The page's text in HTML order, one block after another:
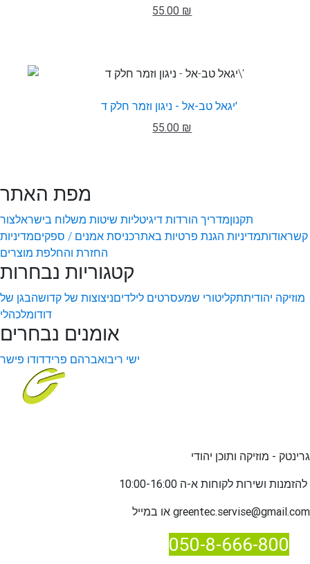
55.00 ₪
יגאל טב-אל - ניגון וזמר חלק ד'
55.00 ₪
מפת האתר
תקנוןמדריך הורדות דיגיטליות שיטות משלוח בישראלצור
קשראודותמדיניות הגנת פרטיות באתרכניסת אמנים / ספקיםמדיניות
החזרת והחלפת מוצרים
קטגוריות נבחרות
מוזיקה יהודיתתקליטורי שמעסרטים לילדיםניצוצות של קדושהבגן של
דודומלכהלי
אומנים נבחרים
ישי ריבואברהם פרידדודו פישר
גרינטק - מוזיקה ותוכן יהודי
להזמנות ו
greentec.servise@gmail.com
050-8-666-800